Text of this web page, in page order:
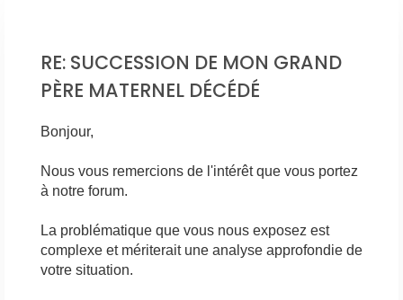
RE: SUCCESSION DE MON GRAND
PÈRE MATERNEL DÉCÉDÉ
Bonjour,
Nous vous remercions de l'intérêt que vous portez
à notre forum.
La problématique que vous nous exposez est
complexe et mériterait une analyse approfondie de
votre situation.